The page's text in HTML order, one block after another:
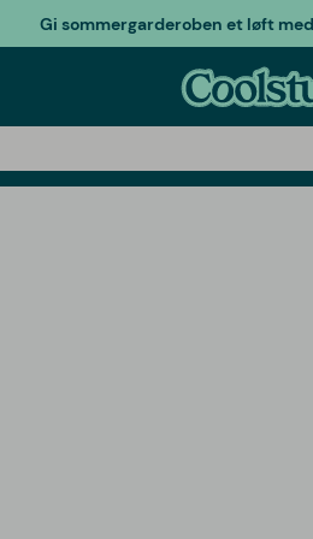
Gi sommergarderoben et løft